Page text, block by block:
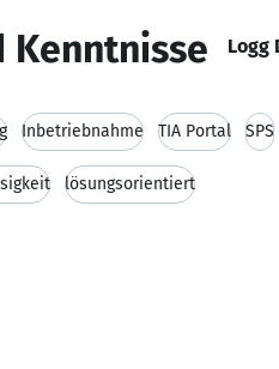
Kenntnisse Logg
Inbetriebnahme TIA Portal SPS
lösungsorientiert